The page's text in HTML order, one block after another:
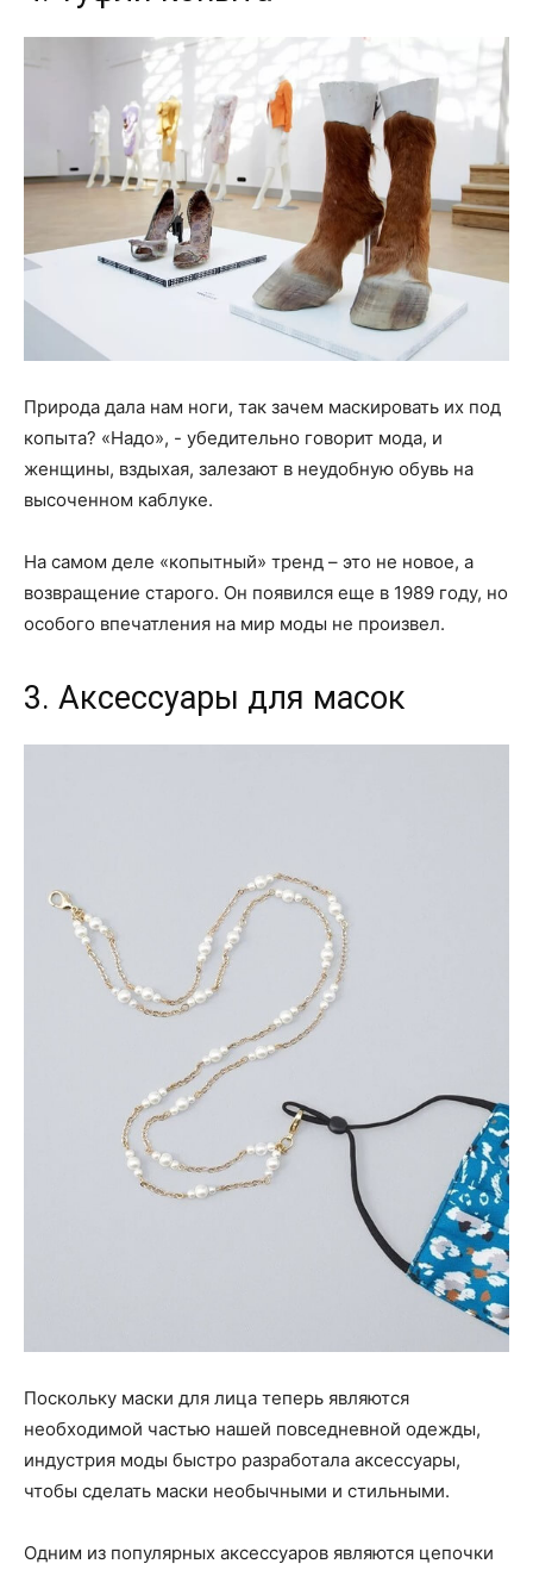
Природа дала нам ноги, так зачем маскировать их под
копыта? «Надо», - убедительно говорит мода, и
женщины, вздыхая, залезают в неудобную обувь на
высоченном каблуке.
На самом деле «копытный» тренд – это не новое, а
возвращение старого. Он появился еще в 1989 году, но
особого впечатления на мир моды не произвел.
3. Аксессуары для масок
Поскольку маски для лица теперь являются
необходимой частью нашей повседневной одежды,
индустрия моды быстро разработала аксессуары,
чтобы сделать маски необычными и стильными.
Одним из популярных аксессуаров являются цепочки